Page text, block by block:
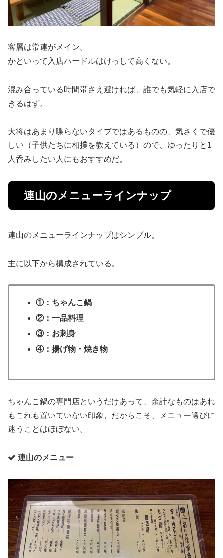
客層は常連がメイン。
かといって入店ハードルはけっして高くない。
混み合っている時間帯さえ避ければ、誰でも気軽に入店で
きるはず。
大将はあまり喋らないタイプではあるものの、気さくで優
しい（子供たちに相撲を教えている）ので、ゆったりと1
人呑みしたい人にもおすすめだ。
連山のメニューラインナップ
連山のメニューラインナップはシンプル。
主に以下から構成されている。
①：ちゃんこ鍋
②：一品料理
③：お刺身
④：揚げ物・焼き物
ちゃんこ鍋の専門店というだけあって、余計なものはあれ
もこれも置いていない印象。だからこそ、メニュー選びに
迷うことはほぼない。
連山のメニュー